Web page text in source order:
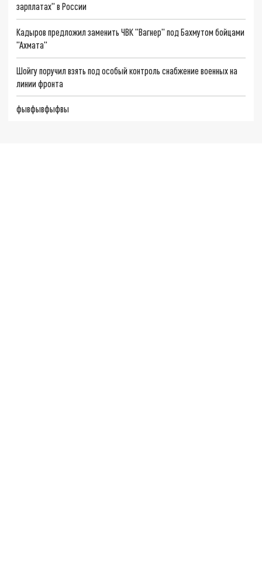
зарплатах" в России
Кадыров предложил заменить ЧВК "Вагнер" под Бахмутом бойцами
"Ахмата"
Шойгу поручил взять под особый контроль снабжение военных на
линии фронта
фывфывфыфвы